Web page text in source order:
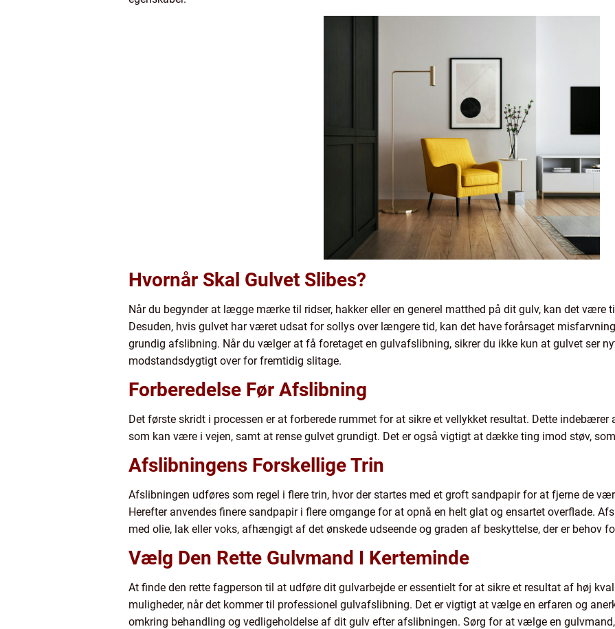
Hvornår Skal Gulvet Slibes?
Når du begynder at lægge mærke til ridser, hakker eller en generel matthed på dit gulv, kan det være
Desuden, hvis gulvet har været udsat for sollys over længere tid, kan det have forårsaget
grundig afslibning. Når du vælger at få foretaget en gulvafslibning, sikrer du ikke kun at gulvet ser
modstandsdygtigt over for fremtidig slitage.
Forberedelse Før Afslibning
Det første skridt i processen er at forberede rummet for at sikre et vellykket resultat. Dette
som kan være i vejen, samt at rense gulvet grundigt. Det er også vigtigt at dække ting imod støv,
Afslibningens Forskellige Trin
Afslibningen udføres som regel i flere trin, hvor der startes med et groft sandpapir for at fjerne de
Herefter anvendes finere sandpapir i flere omgange for at opnå en helt glat og ensartet overflade.
med olie, lak eller voks, afhængigt af det ønskede udseende og graden af beskyttelse, der er behov
Vælg Den Rette Gulvmand I Kerteminde
At finde den rette fagperson til at udføre dit gulvarbejde er essentielt for at sikre et resultat af høj
muligheder, når det kommer til professionel gulvafslibning. Det er vigtigt at vælge en erfaren og
omkring behandling og vedligeholdelse af dit gulv efter afslibningen. Sørg for at vælge en